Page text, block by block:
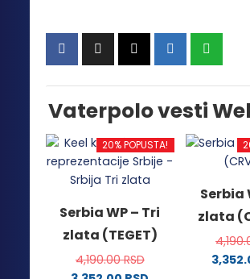
Vaterpolo vesti
20% POPUSTA!
Serbia WP – Tri
zlata (TEGET)
4,190.00RSD
Serbia
zlata